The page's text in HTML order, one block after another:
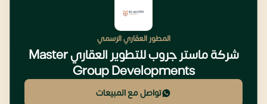
المطور العقاري الرسمي
شركة ماستر جروب للتطوير العقاري Master
Group Developments
تواصل مع المبيعات